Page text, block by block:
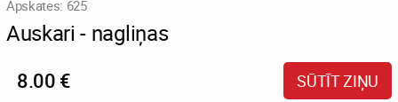
Apskates: 625
Auskari - nagliņas
8.00 € SŪTĪT ZIŅU